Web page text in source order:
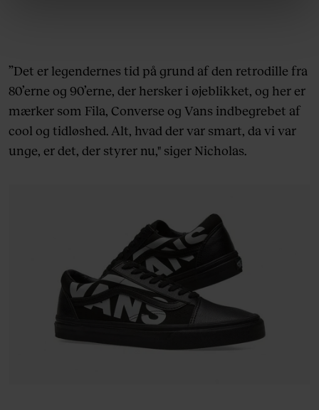
”Det er legendernes tid på grund af den retrodille fra
80’erne og 90’erne, der hersker i øjeblikket, og her er
mærker som Fila, Converse og Vans indbegrebet af
cool og tidløshed. Alt, hvad der var smart, da vi var
unge, er det, der styrer nu," siger Nicholas.